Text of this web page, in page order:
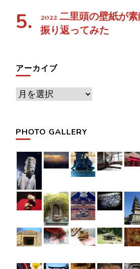
2022 二里頭の壁紙が
振り返ってみた
アーカイブ
ア
イ
ブ
PHOTO GALLERY